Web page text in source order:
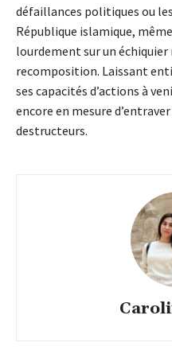
défaillances politiques ou
République islamique,
lourdement sur un
recomposition. Laissant
ses capacités d’actions à
encore en mesure
destructeurs.